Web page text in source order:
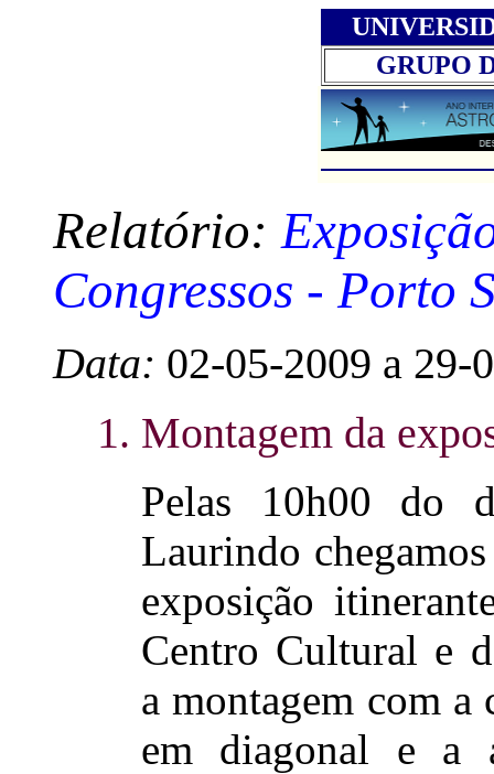
GRUPO
Relatório:
Congressos - Porto
Data: 02-05-2009 a 29-
1. Montagem da
Pelas 10h00
Laurindo
exposição
Centro Cultural e
a montagem com a
em diagonal e a